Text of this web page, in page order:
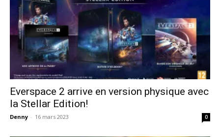
Everspace 2 arrive en version physique avec
la Stellar Edition!
Denny - 16 mars 2023 0